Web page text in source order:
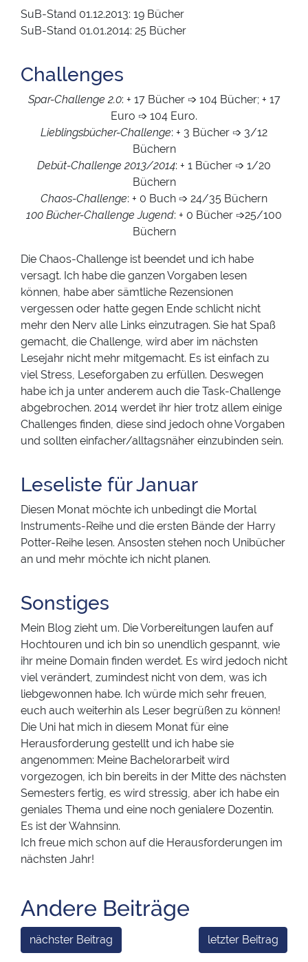
SuB-Stand 01.12.2013: 19 Bücher
SuB-Stand 01.01.2014: 25 Bücher
Challenges
Spar-Challenge 2.0: + 17 Bücher ➩ 104 Bücher; + 17
Euro ➩ 104 Euro.
Lieblingsbücher-Challenge: + 3 Bücher ➩ 3/12
Büchern
Debüt-Challenge 2013/2014: + 1 Bücher ➩ 1/20
Büchern
Chaos-Challenge: + 0 Buch ➩ 24/35 Büchern
100 Bücher-Challenge Jugend: + 0 Bücher ➩25/100
Büchern
Die Chaos-Challenge ist beendet und ich habe
versagt. Ich habe die ganzen Vorgaben lesen
können, habe aber sämtliche Rezensionen
vergessen oder hatte gegen Ende schlicht nicht
mehr den Nerv alle Links einzutragen. Sie hat Spaß
gemacht, die Challenge, wird aber im nächsten
Lesejahr nicht mehr mitgemacht. Es ist einfach zu
viel Stress, Leseforgaben zu erfüllen. Deswegen
habe ich ja unter anderem auch die Task-Challenge
abgebrochen. 2014 werdet ihr hier trotz allem einige
Challenges finden, diese sind jedoch ohne Vorgaben
und sollten einfacher/alltagsnäher einzubinden sein.
Leseliste für Januar
Diesen Monat möchte ich unbedingt die Mortal
Instruments-Reihe und die ersten Bände der Harry
Potter-Reihe lesen. Ansosten stehen noch Unibücher
an und mehr möchte ich nicht planen.
Sonstiges
Mein Blog zieht um. Die Vorbereitungen laufen auf
Hochtouren und ich bin so unendlich gespannt, wie
ihr meine Domain finden werdet. Es wird jedoch nicht
viel verändert, zumindest nicht von dem, was ich
liebgewonnen habe. Ich würde mich sehr freuen,
euch auch weiterhin als Leser begrüßen zu können!
Die Uni hat mich in diesem Monat für eine
Herausforderung gestellt und ich habe sie
angenommen: Meine Bachelorarbeit wird
vorgezogen, ich bin bereits in der Mitte des nächsten
Semesters fertig, es wird stressig, aber ich habe ein
geniales Thema und eine noch genialere Dozentin.
Es ist der Wahnsinn.
Ich freue mich schon auf die Herausforderungen im
nächsten Jahr!
Andere Beiträge
nächster Beitrag letzter Beitrag